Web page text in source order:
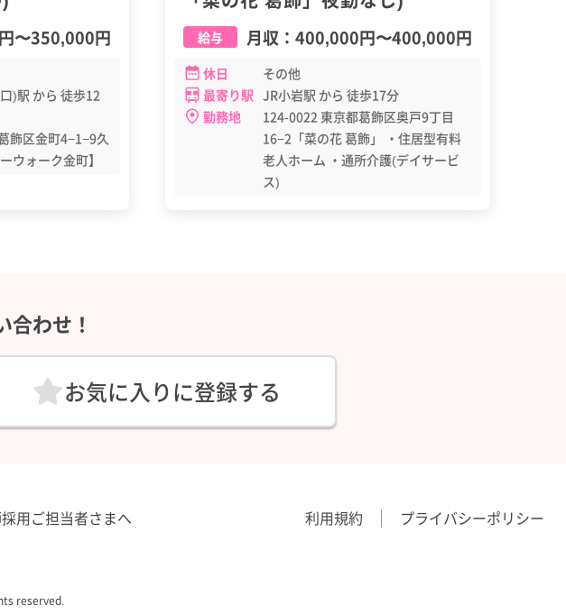
〜350,000円
)駅 から 徒歩12
飾区金町4−1−9久
ウォーク金町】
給与 月収： 400,000円〜400,000円
休日
その他
最寄り駅 JR小岩駅 から 徒歩17分
勤務地
124-0022 東京都葛飾区奥戸9丁目
16−2「菜の花 葛飾」 ・住居型有料
老人ホーム ・通所介護(デイサービ
ス)
合わせ！
お気に入りに登録する
用ご担当者さまへ 利用規約 プライバシーポリシー
reserved.